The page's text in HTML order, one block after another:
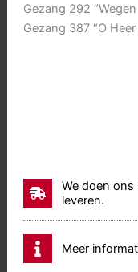
We doen
leveren.
Meer
5
aantal
Gezang 292
Gezang 387 “O